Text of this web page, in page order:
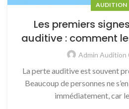
AUDITION
Les premiers
auditive : comment
Admin Audition
La perte auditive est souvent
Beaucoup de personnes ne
immédiatement, car